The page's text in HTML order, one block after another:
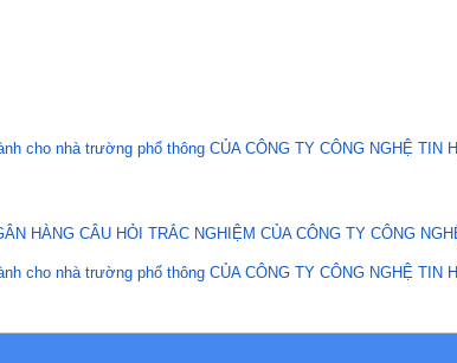
cho nhà trường phổ thông CỦA CÔNG TY CÔNG NGHỆ TIN
HÀNG CÂU HỎI TRẮC NGHIỆM CỦA CÔNG TY CÔNG
cho nhà trường phổ thông CỦA CÔNG TY CÔNG NGHỆ TIN